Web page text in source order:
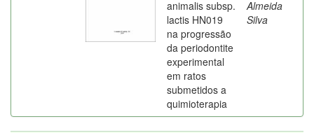
animalis subsp.
lactis HN019
na progressão
da periodontite
experimental
em ratos
submetidos a
quimioterapia
Almeida
Silva